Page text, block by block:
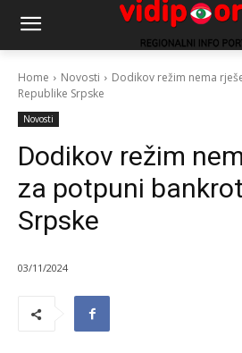
Home Novosti
Dodikov režim nema
Republike Srpske
Novosti
Dodikov režim
za potpuni
Srpske
03/11/2024